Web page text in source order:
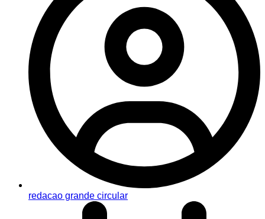
redacao grande circular